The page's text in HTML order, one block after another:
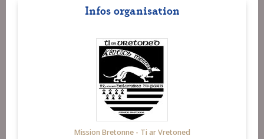
Infos organisation
Mission Bretonne - Ti ar Vretoned